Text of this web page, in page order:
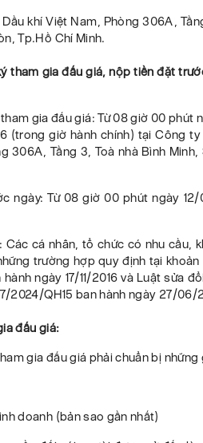
khí Việt Nam, Phòng 306A,
Tp.Hồ Chí Minh.
tham gia đấu giá, nộp tiền đặt
gia đấu giá: Từ 08 giờ 00 phút
(trong giờ hành chính) tại Công
306A, Tầng 3, Toà nhà Bình
ngày: Từ 08 giờ 00 phút ngày
cá nhân, tổ chức có nhu cầu,
trường hợp quy định tại
ngày 17/11/2016 và Luật sửa
2024/QH15 ban hành ngày 27/06/
đấu giá:
gia đấu giá phải chuẩn bị những
doanh (bản sao gần nhất)